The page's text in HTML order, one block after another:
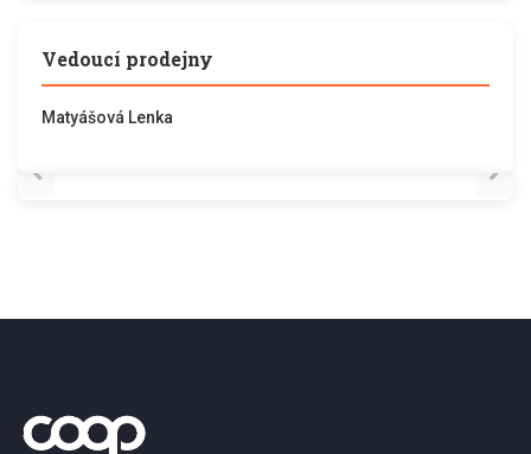
Vedoucí prodejny
Matyášová Lenka